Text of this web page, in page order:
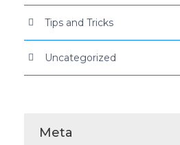
Tips and Tricks
Uncategorized
Meta